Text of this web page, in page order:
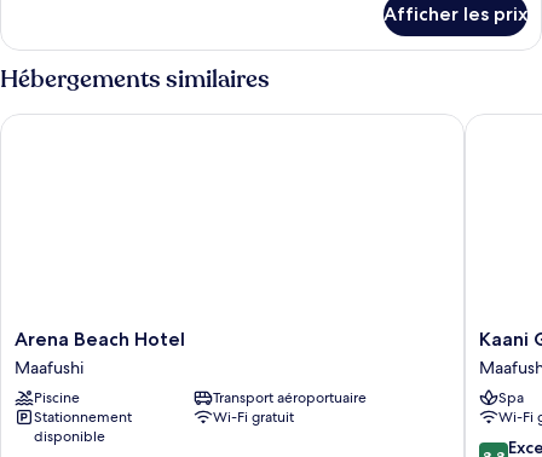
chambre :
Deluxe
Quadruple
Room
Deluxe
Quadruple
Room
View
Afficher les prix
Hébergements similaires
Arena
Beach
Hotel
Maafushi
Arena Beach Hotel
Maafushi
Piscine
Transport aéroportuaire
Stationnement
disponible
Wi-Fi gratuit
Arena Beach Hotel
Kaani
Grand
Seaview
Kaani
Spa
Wi-Fi
8.8
Kaani